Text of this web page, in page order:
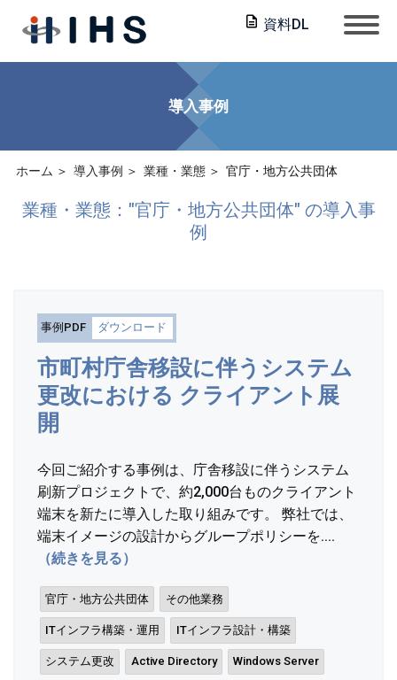
資料DL
導入事例
ホーム 導入事例 業種・業態 官庁・地方公共団体
業種・業態："官庁・地方公共団体" の導入事
例
事例PDF ダウンロード
市町村庁舎移設に伴うシステム
更改における クライアント展
開
今回ご紹介する事例は、庁舎移設に伴うシステム
刷新プロジェクトで、約2,000台ものクライアント
端末を新たに導入した取り組みです。 弊社では、
端末イメージの設計からグループポリシーを....
（続きを見る）
官庁・地方公共団体 その他業務
ITインフラ構築・運用 ITインフラ設計・構築
システム更改 Active Directory Windows Server